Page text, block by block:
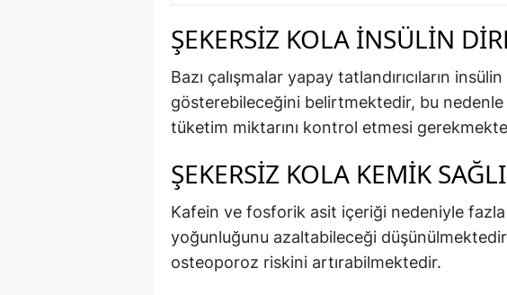
ŞEKERSIZ KOLA İNSÜLIN
Bazı çalışmalar yapay tatlandırıcıların
gösterebileceğini belirtmektedir, bu
tüketim miktarını kontrol etmesi
ŞEKERSIZ KOLA KEMIK
Kafein ve fosforik asit içeriği nedeniyle
yoğunluğunu azaltabileceği
osteoporoz riskini artırabilmektedir.